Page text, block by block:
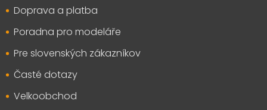
Doprava a platba
Poradna pro modeláře
Pre slovenských zákazníkov
Časté dotazy
Velkoobchod